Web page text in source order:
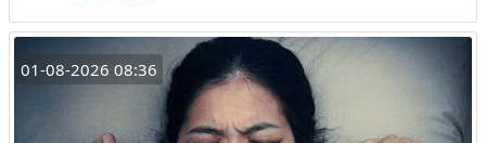
01-08-2026 08:36